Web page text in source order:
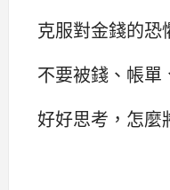
克服對金錢的恐
不要被錢、帳單
好好思考，怎麼